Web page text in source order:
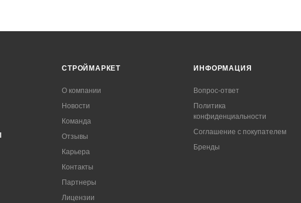
СТРОЙМАРКЕТ
О компании
Новости
Команда
Отзывы
Карьера
Контакты
Партнеры
Лицензии
ИНФОРМАЦИЯ
Вопрос-ответ
Политика
конфиденциальности
Соглашение с покупателем
Бренды